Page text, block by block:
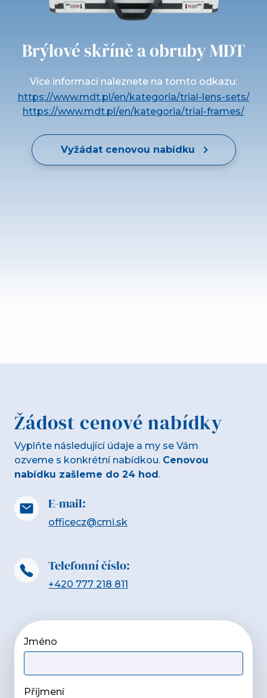
Brýlové skříně a obruby MDT
Více informací naleznete na tomto odkazu:
https://www.mdt.pl/en/kategoria/trial-lens-sets/
https://www.mdt.pl/en/kategoria/trial-frames/
Vyžádat cenovou nabídku
Žádost cenové nabídky
Vyplňte následující údaje a my se Vám
ozveme s konkrétní nabídkou. Cenovou
nabídku zašleme do 24 hod.
E-mail:
officecz@cmi.sk
Telefonní číslo:
+420 777 218 811
Jméno
Příjmení